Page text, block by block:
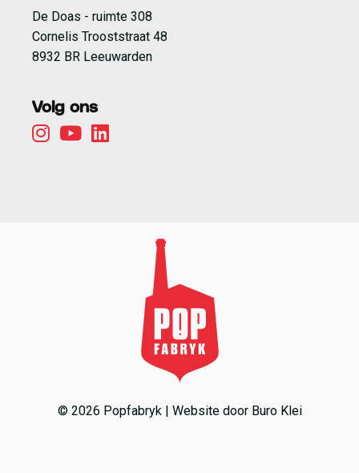
De Doas - ruimte 308
Cornelis Trooststraat 48
8932 BR Leeuwarden
Volg ons
© 2026 Popfabryk | Website door Buro Klei